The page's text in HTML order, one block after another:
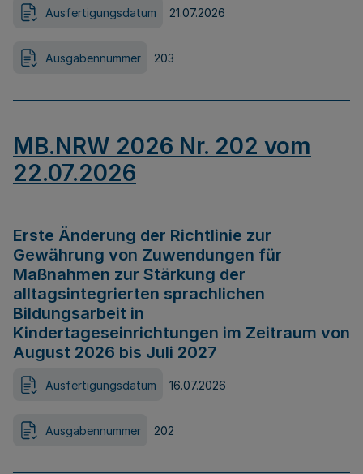
Ausfertigungsdatum 21.07.2026
Ausgabennummer 203
MB.NRW 2026 Nr. 202 vom
22.07.2026
Erste Änderung der Richtlinie zur
Gewährung von Zuwendungen für
Maßnahmen zur Stärkung der
alltagsintegrierten sprachlichen
Bildungsarbeit in
Kindertageseinrichtungen im Zeitraum von
August 2026 bis Juli 2027
Ausfertigungsdatum 16.07.2026
Ausgabennummer 202